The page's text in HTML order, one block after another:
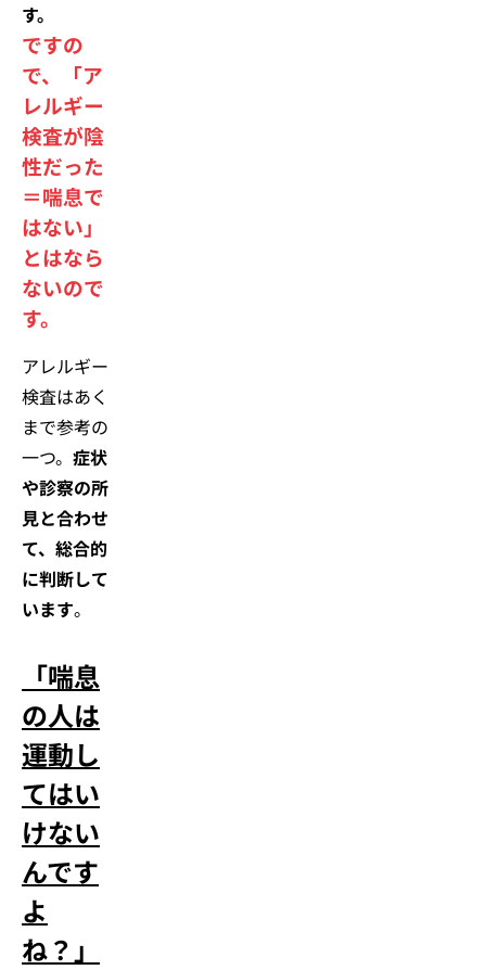
す。
ですの
で、「ア
レルギー
検査が陰
性だった
＝喘息で
はない」
とはなら
ないので
す。
アレルギー
検査はあく
まで参考の
一つ。 症状
や診察の所
見と合わせ
て、総合的
に判断して
います。
「喘息
の人は
運動し
てはい
けない
んです
よ
ね？」